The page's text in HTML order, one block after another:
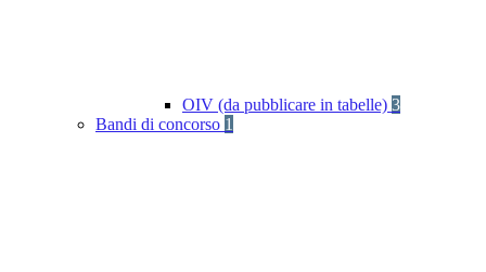
OIV (da pubblicare in tabelle) 3
Bandi di concorso 1